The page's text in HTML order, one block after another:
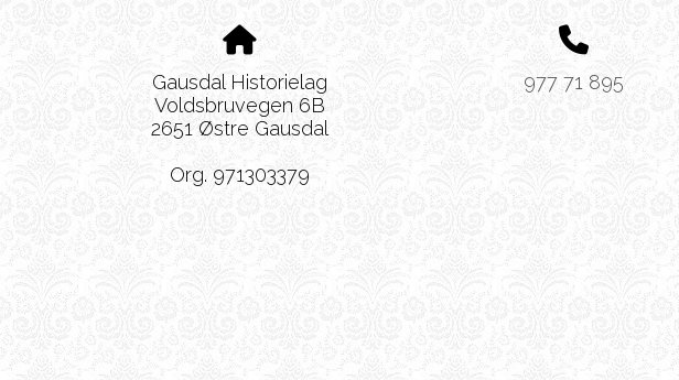
Gausdal Historielag
Voldsbruvegen 6B
2651 Østre Gausdal
Org. 971303379
977 71 895